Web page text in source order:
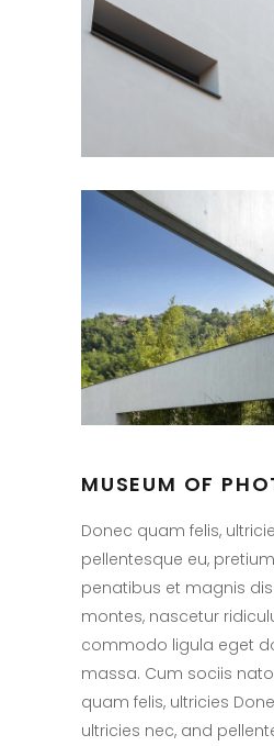
MUSEUM OF
Donec quam felis,
pellentesque eu,
penatibus et magnis
montes, nascetur
commodo ligula eget
massa. Cum sociis
quam felis, ultricies
ultricies nec, and